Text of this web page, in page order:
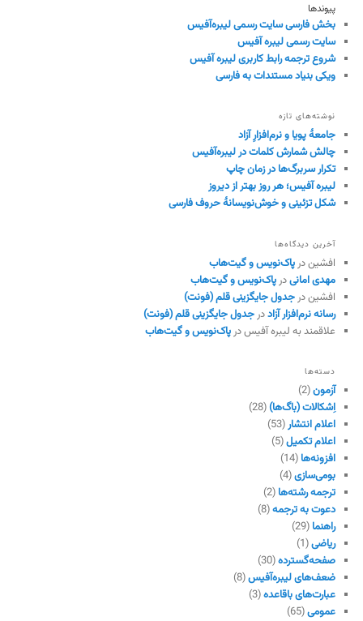
پیوندها
بخش فارسی سایت رسمی لیبره‌آفیس
سایت رسمی لیبره آفیس
شروع ترجمه رابط کاربری لیبره آفیس
ویکی بنیاد مستندات به فارسی
نوشته‌های تازه
جامعهٔ پویا و نرم‌افزارِ آزاد
چالش شمارش کلمات در لیبره‌آفیس
تکرار سربرگ‌ها در زمان چاپ
لیبره آفیس؛ هر روز بهتر از دیروز
شکل تزئینی و خوش‌نویسانهٔ حروف فارسی
آخرین دیدگاه‌ها
افشیندرپاک‌نویس و گیت‌هاب
مهدی امانیدرپاک‌نویس و گیت‌هاب
افشیندرجدول جایگزینی قلم (فونت)
رسانه نرم‌افزار آزاددرجدول جایگزینی قلم (فونت)
علاقمند به لیبره آفیسدرپاک‌نویس و گیت‌هاب
دسته‌ها
آزمون(2)
اِشکالات (باگ‌ها)(28)
اعلام انتشار(53)
اعلام تکمیل(5)
افزونه‌ها (14)
بومی‌سازی(4)
ترجمه رشته‌ها (2)
دعوت به ترجمه(8)
راهنما (29)
ریاضی(1)
صفحه‌گسترده(30)
ضعف‌های لیبره‌آفیس(8)
عبارت‌های باقاعده(3)
عمومی(65)